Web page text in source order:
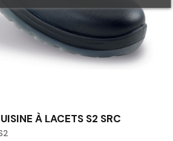
À LACETS S2 SRC